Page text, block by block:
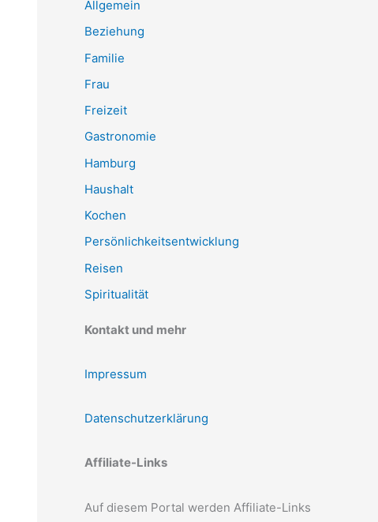
Allgemein
Beziehung
Familie
Frau
Freizeit
Gastronomie
Hamburg
Haushalt
Kochen
Persönlichkeitsentwicklung
Reisen
Spiritualität
Kontakt und mehr
Impressum
Datenschutzerklärung
Affiliate-Links
Auf diesem Portal werden Affiliate-Links